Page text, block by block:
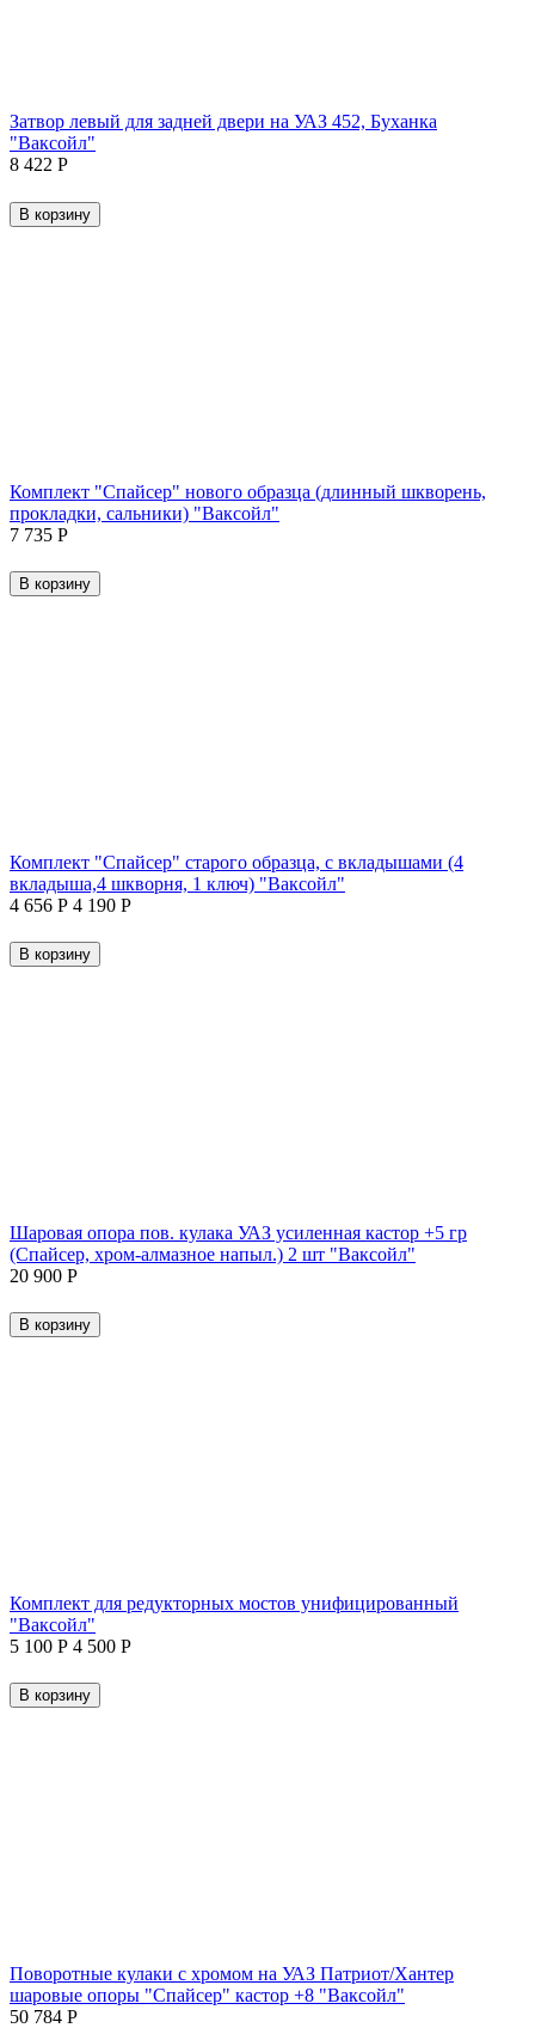
Затвор левый для задней двери на УАЗ 452, Буханка
"Ваксойл"
8 422 Р
В корзину
Комплект "Спайсер" нового образца (длинный шкворень,
прокладки, сальники) "Ваксойл"
7 735 Р
В корзину
Комплект "Спайсер" старого образца, с вкладышами (4
вкладыша,4 шкворня, 1 ключ) "Ваксойл"
4 656 Р 4 190 Р
В корзину
Шаровая опора пов. кулака УАЗ усиленная кастор +5 гр
(Спайсер, хром-алмазное напыл.) 2 шт "Ваксойл"
20 900 Р
В корзину
Комплект для редукторных мостов унифицированный
"Ваксойл"
5 100 Р 4 500 Р
В корзину
Поворотные кулаки с хромом на УАЗ Патриот/Хантер
шаровые опоры "Спайсер" кастор +8 "Ваксойл"
50 784 Р